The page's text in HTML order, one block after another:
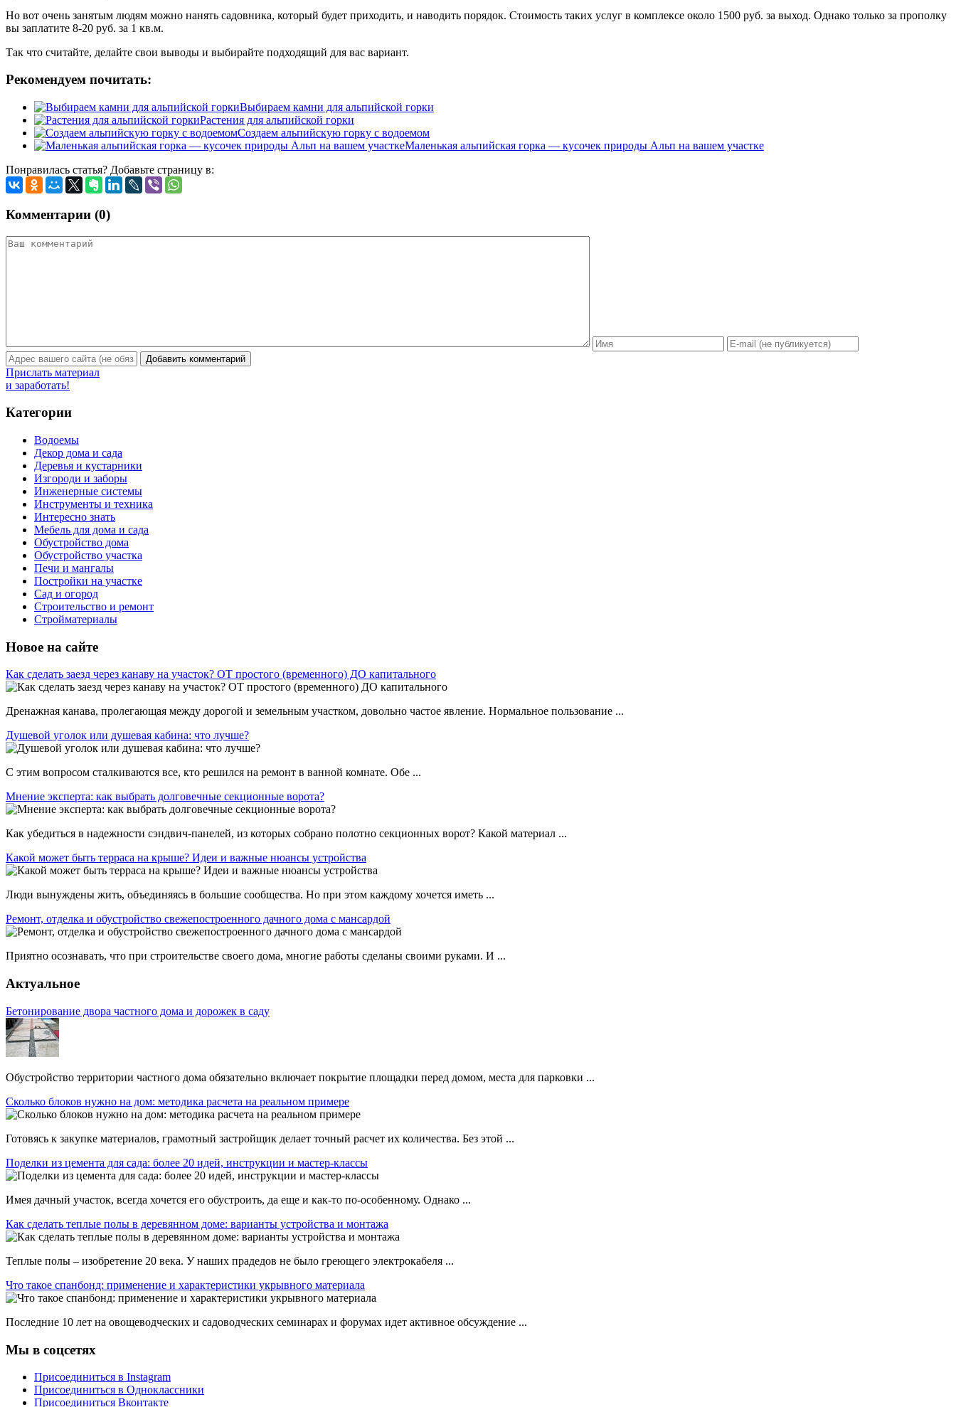
Но вот очень занятым людям можно нанять садовника, который будет приходить, и наводить порядок. Стоимость таких услуг в комплексе около 1500 руб. за выход. Однако только за прополку
вы заплатите 8-20 руб. за 1 кв.м.
Так что считайте, делайте свои выводы и выбирайте подходящий для вас вариант.
Рекомендуем почитать:
Выбираем камни для альпийской горки
Растения для альпийской горки
Создаем альпийскую горку с водоемом
Маленькая альпийская горка — кусочек природы Альп на вашем участке
Понравилась статья? Добавьте страницу в:
Комментарии (0)
Прислать материал
и заработать!
Категории
Водоемы
Декор дома и сада
Деревья и кустарники
Изгороди и заборы
Инженерные системы
Инструменты и техника
Интересно знать
Мебель для дома и сада
Обустройство дома
Обустройство участка
Печи и мангалы
Постройки на участке
Сад и огород
Строительство и ремонт
Стройматериалы
Новое на сайте
Как сделать заезд через канаву на участок? ОТ простого (временного) ДО капитального
Дренажная канава, пролегающая между дорогой и земельным участком, довольно частое явление. Нормальное пользование ...
Душевой уголок или душевая кабина: что лучше?
С этим вопросом сталкиваются все, кто решился на ремонт в ванной комнате. Обе ...
Мнение эксперта: как выбрать долговечные секционные ворота?
Как убедиться в надежности сэндвич-панелей, из которых собрано полотно секционных ворот? Какой материал ...
Какой может быть терраса на крыше? Идеи и важные нюансы устройства
Люди вынуждены жить, объединяясь в большие сообщества. Но при этом каждому хочется иметь ...
Ремонт, отделка и обустройство свежепостроенного дачного дома с мансардой
Приятно осознавать, что при строительстве своего дома, многие работы сделаны своими руками. И ...
Актуальное
Бетонирование двора частного дома и дорожек в саду
Обустройство территории частного дома обязательно включает покрытие площадки перед домом, места для парковки ...
Сколько блоков нужно на дом: методика расчета на реальном примере
Готовясь к закупке материалов, грамотный застройщик делает точный расчет их количества. Без этой ...
Поделки из цемента для сада: более 20 идей, инструкции и мастер-классы
Имея дачный участок, всегда хочется его обустроить, да еще и как-то по-особенному. Однако ...
Как сделать теплые полы в деревянном доме: варианты устройства и монтажа
Теплые полы – изобретение 20 века. У наших прадедов не было греющего электрокабеля ...
Что такое спанбонд: применение и характеристики укрывного материала
Последние 10 лет на овощеводческих и садоводческих семинарах и форумах идет активное обсуждение ...
Мы в соцсетях
Присоединиться в Instagram
Присоединиться в Одноклассники
Присоединиться Вконтакте